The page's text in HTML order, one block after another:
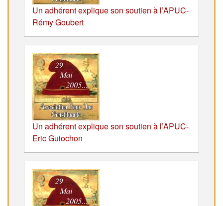
Un adhérent explique son soutien à l’APUC-
Rémy Goubert
Un adhérent explique son soutien à l’APUC-
Eric Guiochon